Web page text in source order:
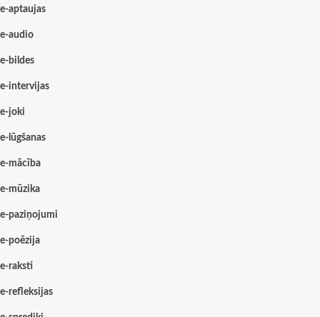
e-aptaujas
e-audio
e-bildes
e-intervijas
e-joki
e-lūgšanas
e-mācība
e-mūzika
e-paziņojumi
e-poēzija
e-raksti
e-refleksijas